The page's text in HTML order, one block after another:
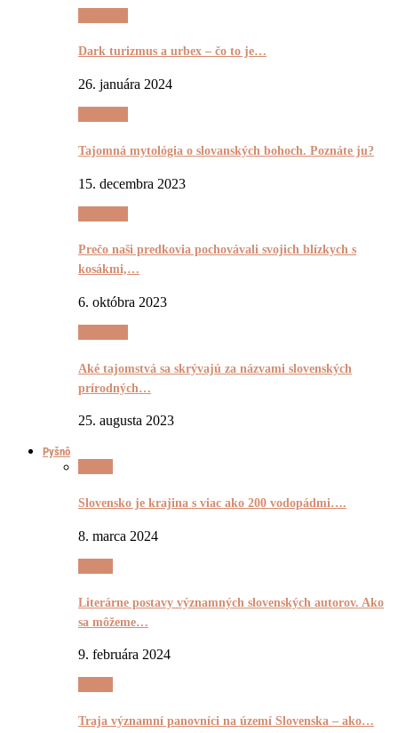
Dark turizmus a urbex – čo to je…
26. januára 2024
Tajomná mytológia o slovanských bohoch. Poznáte ju?
15. decembra 2023
Prečo naši predkovia pochovávali svojich blízkych s
kosákmi,…
6. októbra 2023
Aké tajomstvá sa skrývajú za názvami slovenských
prírodných…
25. augusta 2023
Pyšnô
Slovensko je krajina s viac ako 200 vodopádmi….
8. marca 2024
Literárne postavy významných slovenských autorov. Ako
sa môžeme…
9. februára 2024
Traja významní panovníci na území Slovenska – ako…